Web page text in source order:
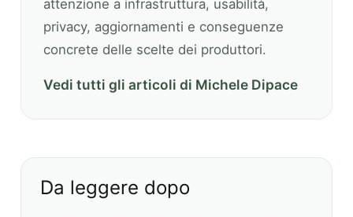
attenzione a infrastruttura, usabilità,
privacy, aggiornamenti e conseguenze
concrete delle scelte dei produttori.
Vedi tutti gli articoli di Michele Dipace
Da leggere dopo